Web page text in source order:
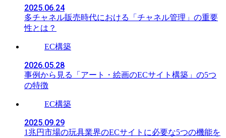
2025.06.24
多チャネル販売時代における「チャネル管理」の重要
性とは？
EC構築
2026.05.28
事例から見る「アート・絵画のECサイト構築」の5つ
の特徴
EC構築
2025.09.29
1兆円市場の玩具業界のECサイトに必要な5つの機能を